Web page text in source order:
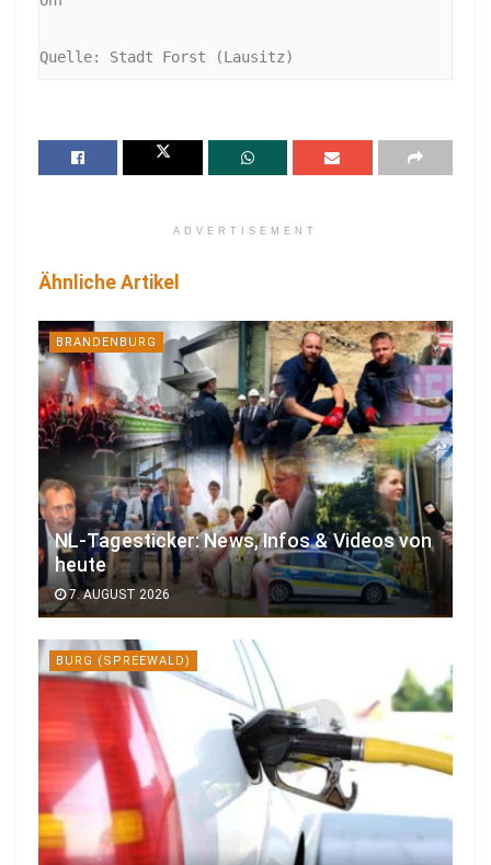
Quelle: Stadt Forst (Lausitz)
ADVERTISEMENT
Ähnliche Artikel
BRANDENBURG
NL-Tagesticker: News, Infos & Videos von
heute
7. AUGUST 2026
BURG (SPREEWALD)